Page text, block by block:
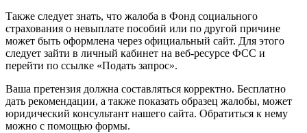
Также следует знать, что жалоба в Фонд социального
страхования о невыплате пособий или по другой причине
может быть оформлена через официальный сайт. Для этого
следует зайти в личный кабинет на веб-ресурсе ФСС и
перейти по ссылке «Подать запрос».
Ваша претензия должна составляться корректно. Бесплатно
дать рекомендации, а также показать образец жалобы, может
юридический консультант нашего сайта. Обратиться к нему
можно с помощью формы.